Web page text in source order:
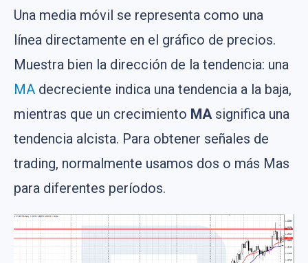
Una media móvil se representa como una
línea directamente en el gráfico de precios.
Muestra bien la dirección de la tendencia: una
MA decreciente indica una tendencia a la baja,
mientras que un crecimiento MA significa una
tendencia alcista. Para obtener señales de
trading, normalmente usamos dos o más Mas
para diferentes períodos.